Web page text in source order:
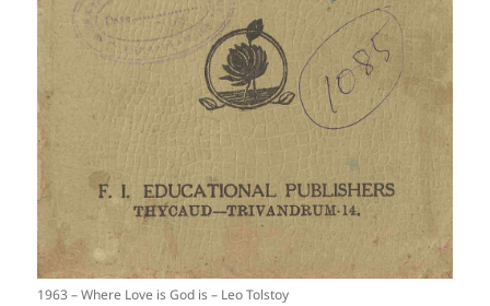
1963 – Where Love is God is – Leo Tolstoy